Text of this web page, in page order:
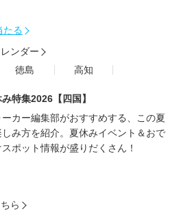
たる
ンダー
徳島 高知
特集2026【四国】
ーカー編集部がおすすめする、この夏
しみ方を紹介。夏休みイベント＆おで
ポット情報が盛りだくさん！
ら